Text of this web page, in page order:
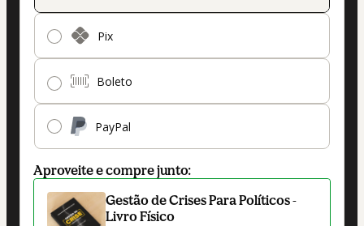
Pix
Boleto
PayPal
Aproveite e compre junto:
Gestão de Crises Para Políticos -
Livro Físico